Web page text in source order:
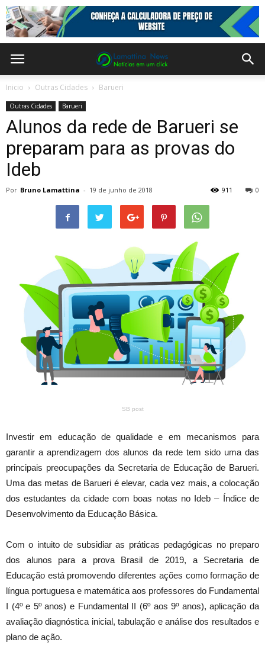
Inicio Outras Cidades Barueri
Outras Cidades Barueri
Alunos da rede de Barueri se
preparam para as provas do
Ideb
Por Bruno Lamattina - 19 de junho de 2018 0
911
SB post
Investir em educação de qualidade e em mecanismos para
garantir a aprendizagem dos alunos da rede tem sido uma das
principais preocupações da Secretaria de Educação de Barueri.
Uma das metas de Barueri é elevar, cada vez mais, a colocação
dos estudantes da cidade com boas notas no Ideb – Índice de
Desenvolvimento da Educação Básica.
Com o intuito de subsidiar as práticas pedagógicas no preparo
dos alunos para a prova Brasil de 2019, a Secretaria de
Educação está promovendo diferentes ações como formação de
língua portuguesa e matemática aos professores do Fundamental
I (4º e 5º anos) e Fundamental II (6º aos 9º anos), aplicação da
avaliação diagnóstica inicial, tabulação e análise dos resultados e
plano de ação.